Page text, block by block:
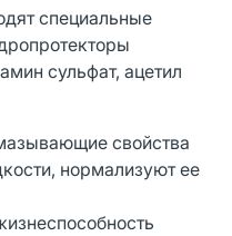
специальные
сульфат, ацетил
свойства
нормализуют ее